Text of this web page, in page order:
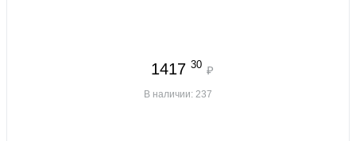
1417 30 ₽
В наличии: 237